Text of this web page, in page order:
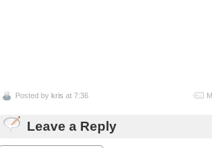
Posted by kris at 7:36
Leave a Reply